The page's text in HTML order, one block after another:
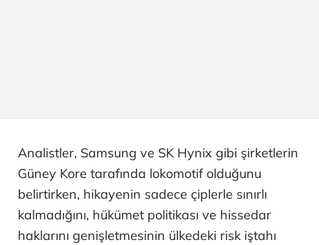
Analistler, Samsung ve SK Hynix gibi şirketlerin
Güney Kore tarafında lokomotif olduğunu
belirtirken, hikayenin sadece çiplerle sınırlı
kalmadığını, hükümet politikası ve hissedar
haklarını genişletmesinin ülkedeki risk iştahı